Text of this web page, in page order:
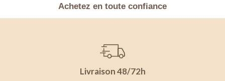
Achetez en toute confiance
Livraison 48/72h